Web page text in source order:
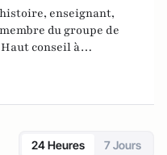
enseignant,
du groupe de
conseil à
direction de Guylain
24 Heures 7 Jours